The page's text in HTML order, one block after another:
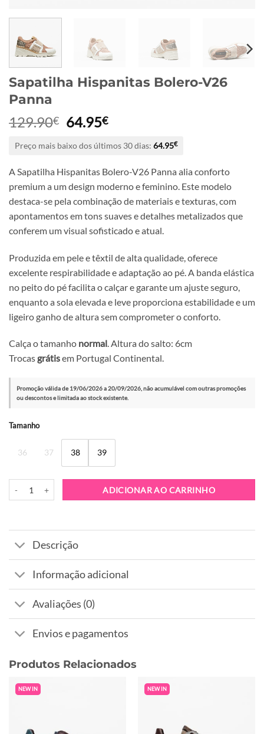
Sapatilha Hispanitas Bolero-V26
Panna
129.90€ O
original
129.90€.
64.95€O
atual
64.95€.
Preço mais baixo dos últimos 30 dias: 64.95€
A Sapatilha Hispanitas Bolero-V26 Panna alia conforto
premium a um design moderno e feminino. Este modelo
destaca-se pela combinação de materiais e texturas, com
apontamentos em tons suaves e detalhes metalizados que
conferem um visual sofisticado e atual.
Produzida em pele e têxtil de alta qualidade, oferece
excelente respirabilidade e adaptação ao pé. A banda elástica
no peito do pé facilita o calçar e garante um ajuste seguro,
enquanto a sola elevada e leve proporciona estabilidade e um
ligeiro ganho de altura sem comprometer o conforto.
Calça o tamanho normal. Altura do salto: 6cm
Trocas grátisem Portugal Continental.
Promoção válida de 19/06/2026 a 20/09/2026, não acumulável com outras promoções
ou descontos e limitada ao stock existente.
Tamanho
36 37 38 39
ADICIONAR AO CARRINHO
Alternative:
Descrição
Informação adicional
Avaliações (0)
Envios e pagamentos
Produtos Relacionados
NEW IN NEW IN